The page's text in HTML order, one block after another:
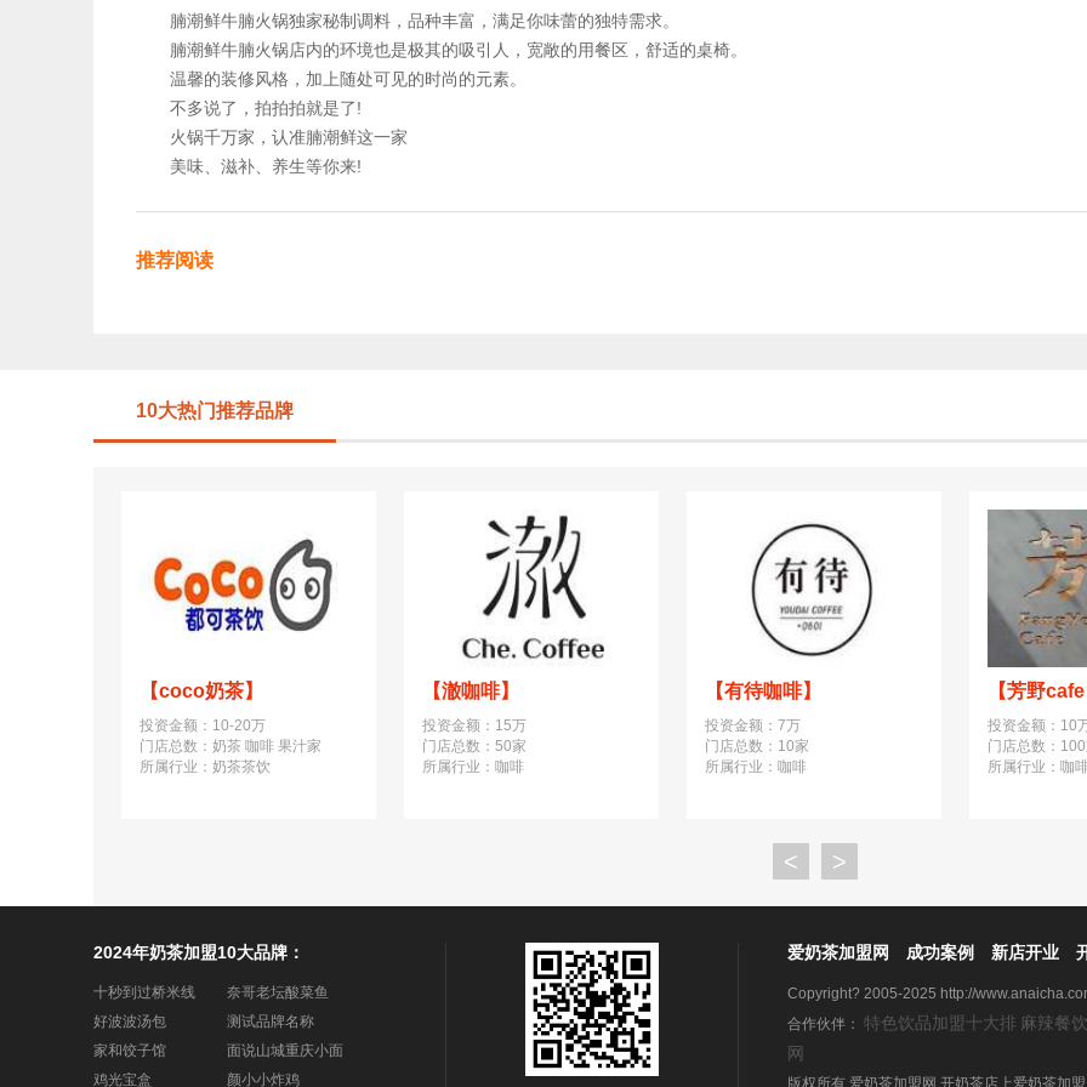
腩潮鲜牛腩火锅独家秘制调料，品种丰富，满足你味蕾的独特需求。
腩潮鲜牛腩火锅店内的环境也是极其的吸引人，宽敞的用餐区，舒适的桌椅。
温馨的装修风格，加上随处可见的时尚的元素。
不多说了，拍拍拍就是了!
火锅千万家，认准腩潮鲜这一家
美味、滋补、养生等你来!
推荐阅读
10大热门推荐品牌
【coco奶茶】
投资金额：10-20万
门店总数：奶茶 咖啡 果汁家
所属行业：奶茶茶饮
【澈咖啡】
投资金额：15万
门店总数：50家
所属行业：咖啡
【有待咖啡】
投资金额：7万
门店总数：10家
所属行业：咖啡
【芳野
投资金额：10
门店总数：
所属行业：咖
< >
2024年奶茶加盟10大品牌：
十秒到过桥米线
奈哥老坛酸菜鱼
好波波汤包
测试品牌名称
家和饺子馆
面说山城重庆小面
鸡光宝盒
颜小小炸鸡
爱奶茶加盟网 成功案例 新店开业
Copyright? 2005-2025 http://
合作伙伴： 特色饮品加盟十大排 麻辣餐
网
版权所有 爱奶茶加盟网 开奶茶店上爱奶茶加